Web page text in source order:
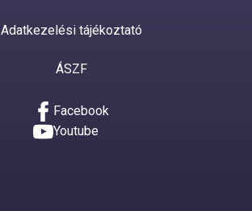
Adatkezelési tájékoztató
ÁSZF
Facebook
Youtube